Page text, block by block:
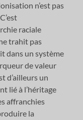
n’est pas
raciale
trahit pas
dans un système
de valeur
d’ailleurs un
lié à l’héritage
affranchies
la